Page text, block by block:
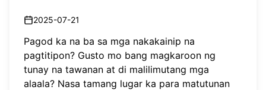
2025-07-21
Pagod ka na ba sa mga nakakainip na
pagtitipon? Gusto mo bang magkaroon ng
tunay na tawanan at di malilimutang mga
alaala? Nasa tamang lugar ka para matutunan